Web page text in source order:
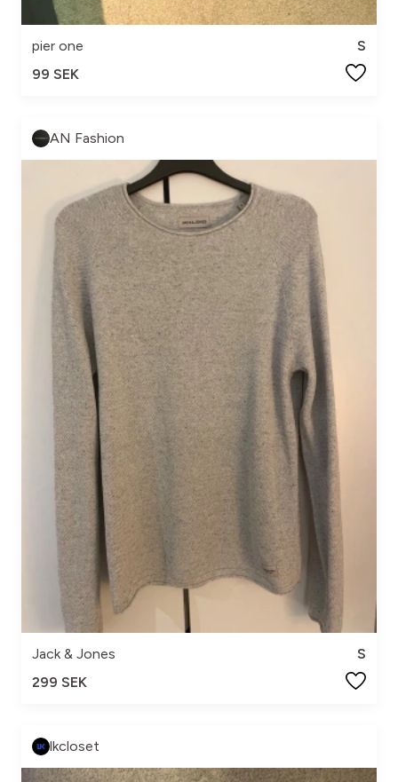
pier one
S
99 SEK
AN Fashion
Jack & Jones
S
299 SEK
lkcloset